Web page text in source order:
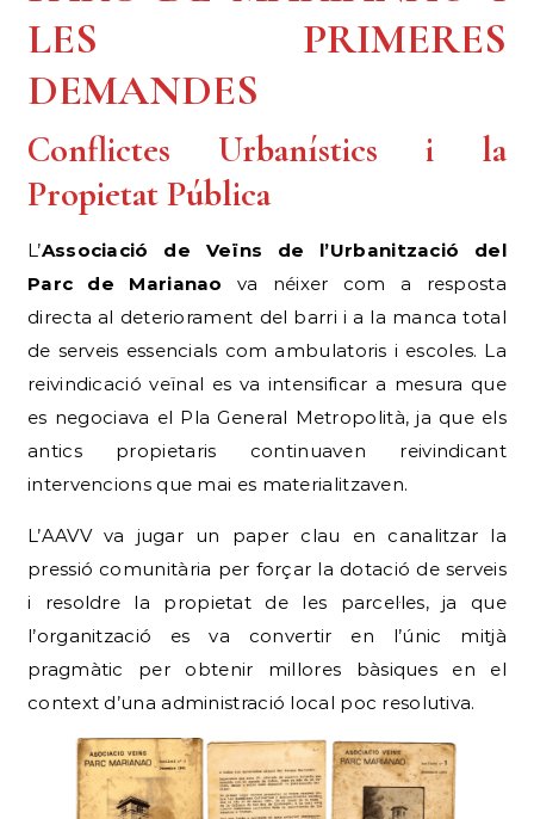
LES PRIMERES
DEMANDES
Conflictes Urbanístics i la
Propietat Pública
L’Associació de Veïns de l’Urbanització del
Parc de Marianao va néixer com a resposta
directa al deteriorament del barri i a la manca total
de serveis essencials com ambulatoris i escoles. La
reivindicació veïnal es va intensificar a mesura que
es negociava el Pla General Metropolità, ja que els
antics propietaris continuaven reivindicant
intervencions que mai es materialitzaven.
L’AAVV va jugar un paper clau en canalitzar la
pressió comunitària per forçar la dotació de serveis
i resoldre la propietat de les parcel·les, ja que
l’organització es va convertir en l’únic mitjà
pragmàtic per obtenir millores bàsiques en el
context d’una administració local poc resolutiva.